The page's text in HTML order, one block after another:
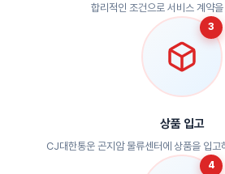
합리적인 조건으로 서비스 계약
3
상품 입고
CJ대한통운 곤지암 물류센터에 상품을 입고
4